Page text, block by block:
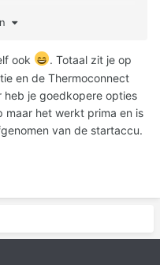
Tapatalk
ook
. Totaal zit je op
en de Thermoconnect
heb je goedkopere opties
maar het werkt prima en is
van de startaccu.